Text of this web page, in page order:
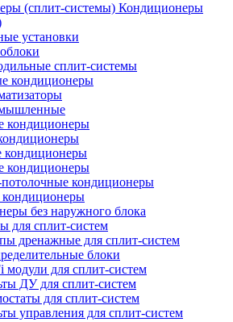
Кондиционеры
установки
сплит-системы
кондиционеры
кондиционеры
кондиционеры
кондиционеры
кондиционеры
без наружного блока
для сплит-систем
дренажные для сплит-систем
блоки
модули для сплит-систем
ДУ для сплит-систем
для сплит-систем
управления для сплит-систем